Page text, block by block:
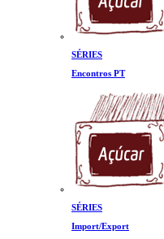
SÉRIES
Encontros PT
SÉRIES
Import/Export